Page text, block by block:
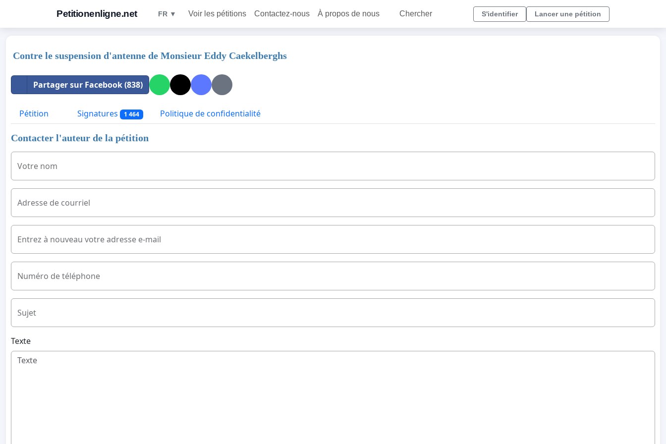
Petitionenligne.net FR ▼ Voir les pétitions Contactez-nous À propos de nous Chercher S'identifier Lancer une pétition
Contre le suspension d'antenne de Monsieur Eddy Caekelberghs
Partager sur Facebook (838)
Pétition Signatures 1 464 Politique de confidentialité
Contacter l'auteur de la pétition
Votre nom
Adresse de courriel
Entrez à nouveau votre adresse e-mail
Numéro de téléphone
Sujet
Texte